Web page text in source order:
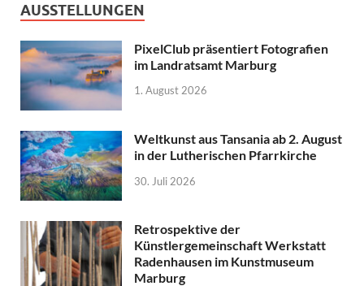
AUSSTELLUNGEN
PixelClub präsentiert Fotografien
im Landratsamt Marburg
1. August 2026
Weltkunst aus Tansania ab 2. August
in der Lutherischen Pfarrkirche
30. Juli 2026
Retrospektive der
Künstlergemeinschaft Werkstatt
Radenhausen im Kunstmuseum
Marburg